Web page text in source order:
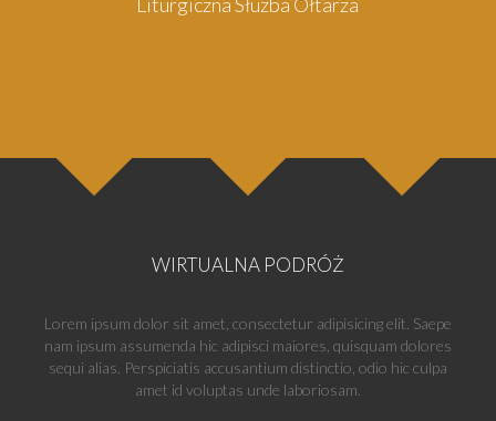
WIRTUALNA PODRÓŻ
Lorem ipsum dolor sit amet, consectetur adipisicing elit. Saepe
nam ipsum assumenda hic adipisci maiores, quisquam dolores
sequi alias. Perspiciatis accusantium distinctio, odio hic culpa
amet id voluptas unde laboriosam.